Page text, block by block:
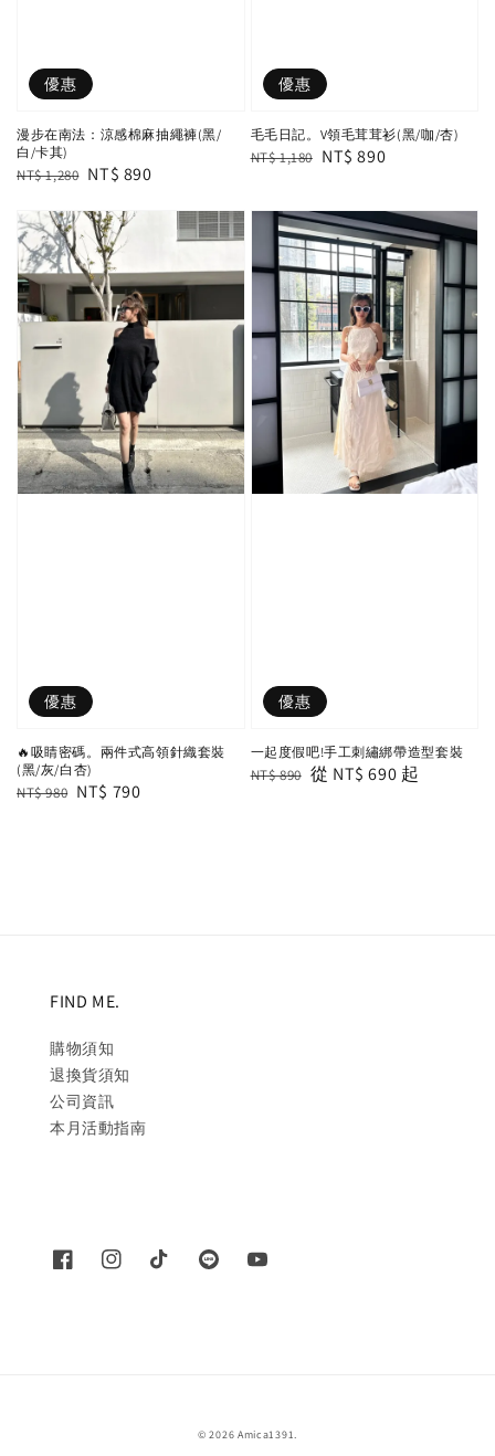
優惠
漫步在南法：涼感棉麻抽繩褲(黑/
白/卡其)
Regular
NT$ 1,280 Sale
NT$ 890
優惠
毛毛日記。V領毛茸茸衫(黑/咖/杏)
Regular
NT$ 1,180 Sale
NT$ 890
優惠
🔥吸睛密碼。兩件式高領針織套裝
(黑/灰/白杏)
Regular
NT$ 980 Sale
NT$ 790
優惠
一起度假吧!手工刺繡綁帶造型套裝
Regular
NT$ 890 Sale
從 NT$ 690 起
FIND ME.
購物須知
退換貨須知
公司資訊
本月活動指南
© 2026 Amica1391.